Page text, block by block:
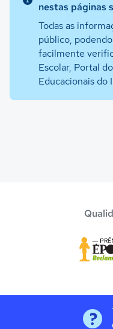
nestas páginas
Todas as
público,
facilmente
Escolar, Portal
Educacionais do